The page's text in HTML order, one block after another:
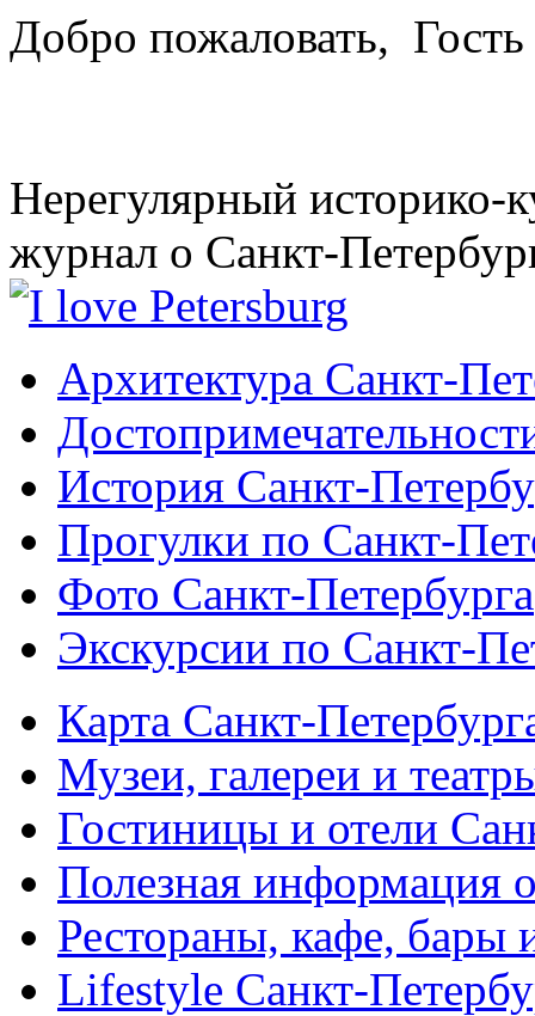
Добро пожаловать, Гость
Нерегулярный историко-
журнал о Санкт-
Архитектура Санкт-
История Санкт-
Прогулки по Санкт-
Фото Санкт-Петербурга
Экскурсии по Санкт-
Карта Санкт-
Музеи, галереи и
Гостиницы и отели
Полезная информация
Рестораны, кафе, бары
Lifestyle Санкт-